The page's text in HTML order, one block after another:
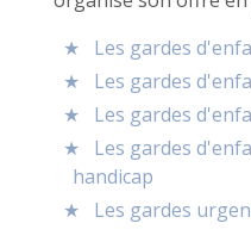
Les gardes
Les gardes
Les gardes
Les gardes
handicap
Les gardes